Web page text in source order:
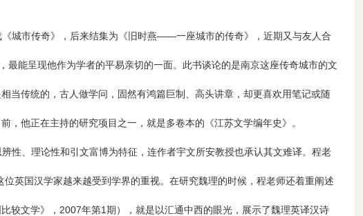
城市传奇》，后来结集为《旧时燕——一座城市的传奇》，近期又与友人合
能呈现他作为学者的平易亲切的一面。此书谈论的是南京这座传奇城市的文
当传统的，古人做学问，固然有鸿篇巨制、高头讲章，却更喜欢用笔记或随
他正在主持的研究项目之一，就是多卷本的《江苏文学编年史》。
性、理论性和引文富博为特征，连作者宇文所安教授也承认其文难译。程老
英国汉学家越来越受到学界的重视。在研究魏理的时候，程老师还着重阐述
文学》，2007年第1期），就是以汇通中西的眼光，展示了魏理英译汉诗